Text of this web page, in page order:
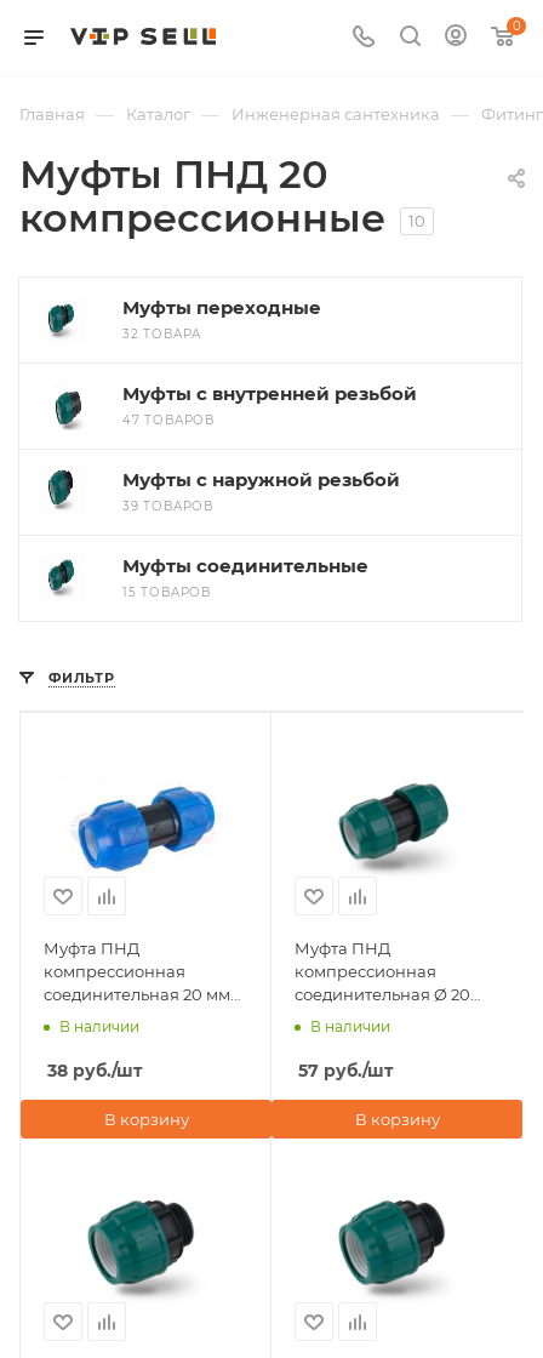
0
Главная — Каталог — Инженерная сантехника —
Муфты ПНД 20
компрессионные
10
Муфты переходные
32 ТОВАРА
Муфты с внутренней резьбой
47 ТОВАРОВ
Муфты с наружной резьбой
39 ТОВАРОВ
Муфты соединительные
15 ТОВАРОВ
ФИЛЬТР
Муфта ПНД
компрессионная
соединительная 20 мм
Valfex
В наличии
38 руб./шт
В корзину
Муфта ПНД
компрессионная
соединительная Ø 20
POELSAN NEW (Турция)
В наличии
57 руб./шт
В корзину